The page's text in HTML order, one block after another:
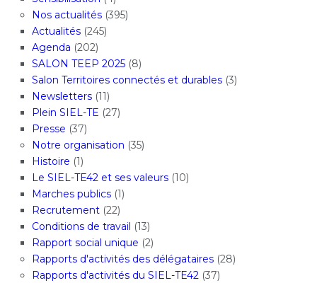
Nos actualités(395)
Actualités(245)
Agenda (202)
SALON TEEP 2025(8)
Salon Territoires connectés et durables(3)
Newsletters(11)
Plein SIEL-TE (27)
Presse (37)
Notre organisation (35)
Histoire (1)
Le SIEL-TE42 et ses valeurs(10)
Marches publics(1)
Recrutement(22)
Conditions de travail (13)
Rapport social unique (2)
Rapports d'activités des délégataires(28)
Rapports d'activités du SIEL-TE42(37)